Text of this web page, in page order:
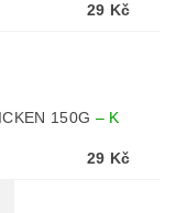
29 Kč
150G – K
29 Kč